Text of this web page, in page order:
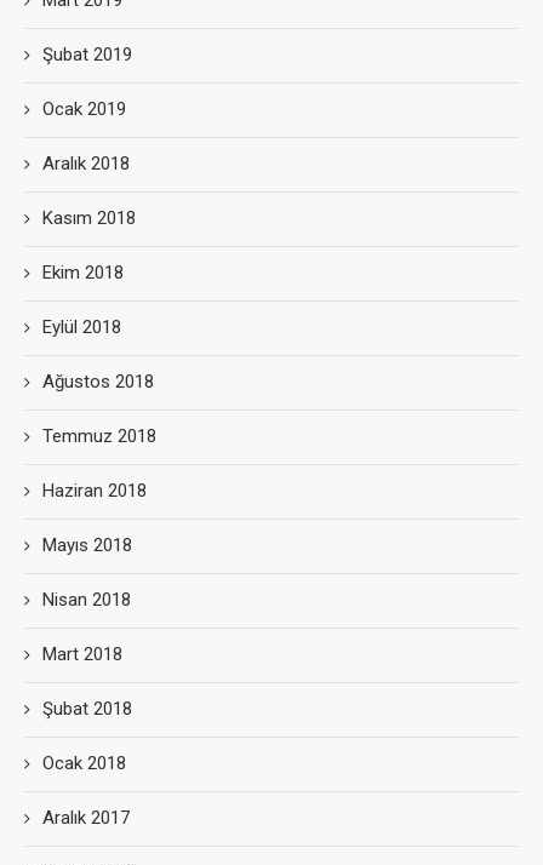
Şubat 2019
Ocak 2019
Aralık 2018
Kasım 2018
Ekim 2018
Eylül 2018
Ağustos 2018
Temmuz 2018
Haziran 2018
Mayıs 2018
Nisan 2018
Mart 2018
Şubat 2018
Ocak 2018
Aralık 2017